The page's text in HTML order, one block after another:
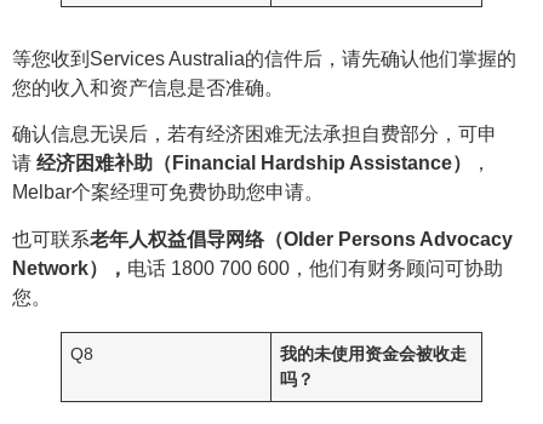
等您收到Services Australia的信件后，请先确认他们掌握的
您的收入和资产信息是否准确。
确认信息无误后，若有经济困难无法承担自费部分，可申
请 经济困难补助（Financial Hardship Assistance）
，
Melbar个案经理可免费协助您申请。
也可联系老年人权益倡导网络（Older Persons Advocacy
Network）， 电话 1800 700 600，他们有财务顾问可协助
您。
Q8
我的未使用资金会被收走
吗？